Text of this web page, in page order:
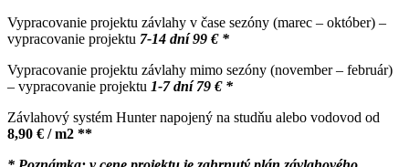
Vypracovanie projektu závlahy v čase sezóny (marec – október) –
vypracovanie projektu 7-14 dní 99 € *
Vypracovanie projektu závlahy mimo sezóny (november – február)
– vypracovanie projektu 1-7 dní 79 € *
Závlahový systém Hunter napojený na studňu alebo vodovod od
8,90 € / m2 **